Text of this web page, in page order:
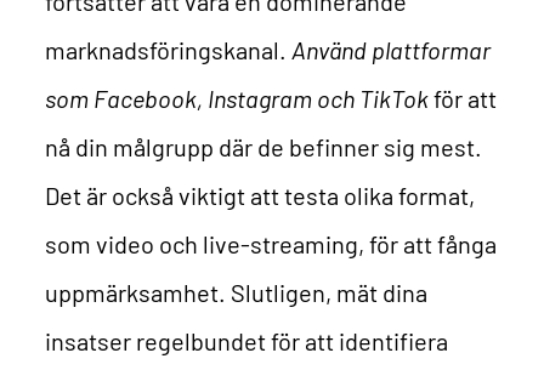
marknadsföringskanal. Använd plattformar
som Facebook, Instagram och TikTokför att
nå din målgrupp där de befinner sig mest.
Det är också viktigt att testa olika format,
som video och live-streaming, för att fånga
uppmärksamhet. Slutligen, mät dina
insatser regelbundet för att identifiera